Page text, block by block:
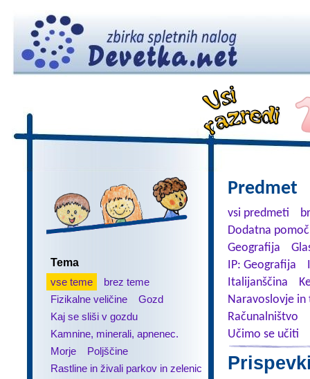
Tema
vse teme
brez teme
Fizikalne veličine
Gozd
Kaj se sliši v gozdu
Kamnine, minerali, apnenec.
Morje
Poljščine
Rastline in živali parkov in zelenic
Predmet
vsi predmeti
Dodatna
Geografija
IP: Geografija
Italijanščina
Naravoslovje in
Računalništvo
Učimo se učiti